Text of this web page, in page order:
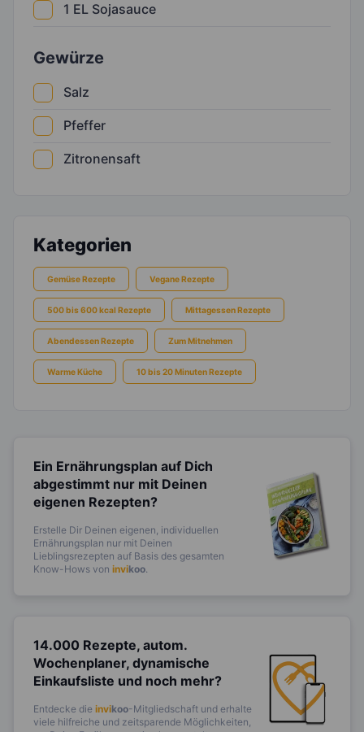
1 EL Sojasauce
Gewürze
Salz
Pfeffer
Zitronensaft
Kategorien
Gemüse Rezepte Vegane Rezepte
500 bis 600 kcal Rezepte Mittagessen Rezepte
Abendessen Rezepte Zum Mitnehmen
Warme Küche 10 bis 20 Minuten Rezepte
Ein Ernährungsplan auf Dich
abgestimmt nur mit Deinen
eigenen Rezepten?
Erstelle Dir Deinen eigenen, individuellen
Ernährungsplan nur mit Deinen
Lieblingsrezepten auf Basis des gesamten
Know-Hows von invikoo
14.000 Rezepte, autom.
Wochenplaner, dynamische
Einkaufsliste und noch mehr?
Entdecke die invikoo-Mitgliedschaft und erhalte
viele hilfreiche und zeitsparende Möglichkeiten,